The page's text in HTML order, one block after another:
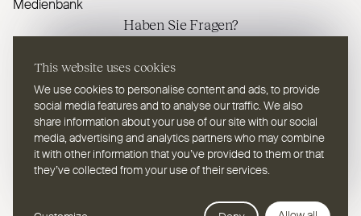
This website uses cookies
We use cookies to personalise content and ads, to provide
social media features and to analyse our traffic. We also
share information about your use of our site with our social
media, advertising and analytics partners who may combine
it with other information that you’ve provided to them or that
they’ve collected from your use of their services.
Medienbank
Haben Sie Fragen?
Kontaktieren Sie uns
Wählen Sie eine Sprache
DE